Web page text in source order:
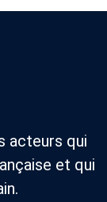
acteurs qui
et qui